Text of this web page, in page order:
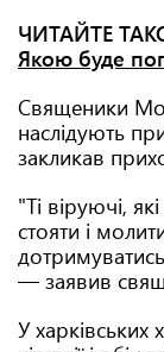
ЧИТАЙТЕ
Якою буде
Священики
наслідують
закликав
"Ті віруючі,
стояти і
— заявив
У харківських